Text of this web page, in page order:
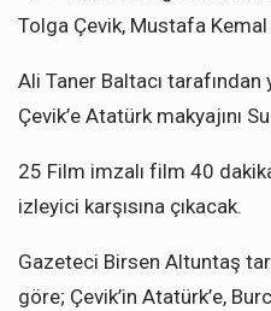
Tolga Çevik, Mustafa
Ali Taner Baltacı
Çevik’e Atatürk makyajını
25 Film imzalı film 40
izleyici karşısına çıkacak.
Gazeteci Birsen Altuntaş
göre; Çevik’in Atatürk’e,